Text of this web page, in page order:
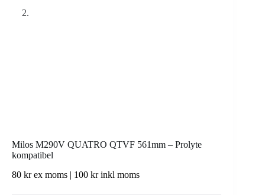
Milos M290V QUATRO QTVF 561mm – Prolyte
kompatibel
80 krex moms | 100 krinkl moms